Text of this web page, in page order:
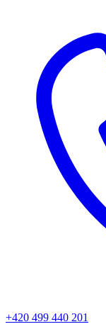
+420 499 440 201